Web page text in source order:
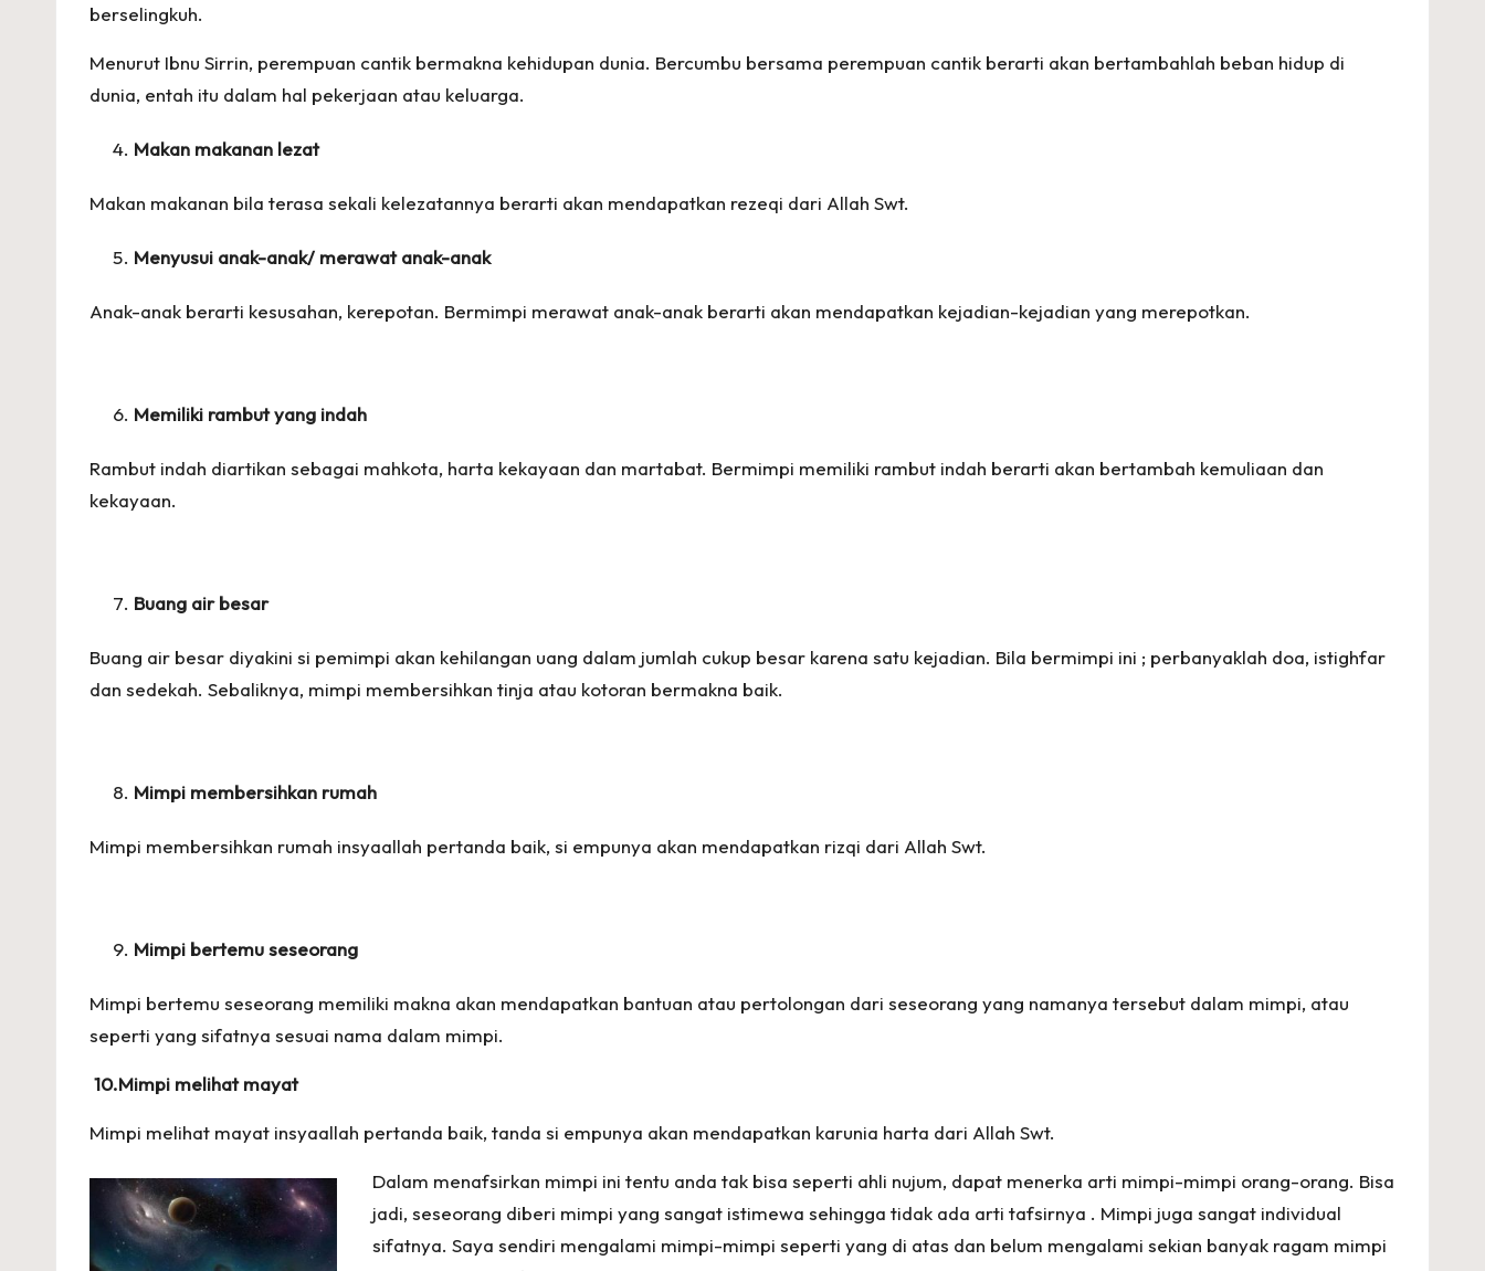
berselingkuh.
Menurut Ibnu Sirrin, perempuan cantik bermakna kehidupan dunia. Bercumbu bersama perempuan cantik berarti akan bertambahlah beban hidup di
dunia, entah itu dalam hal pekerjaan atau keluarga.
Makan makanan lezat
Makan makanan bila terasa sekali kelezatannya berarti akan mendapatkan rezeqi dari Allah Swt.
Menyusui anak-anak/ merawat anak-anak
Anak-anak berarti kesusahan, kerepotan. Bermimpi merawat anak-anak berarti akan mendapatkan kejadian-kejadian yang merepotkan.
Memiliki rambut yang indah
Rambut indah diartikan sebagai mahkota, harta kekayaan dan martabat. Bermimpi memiliki rambut indah berarti akan bertambah kemuliaan dan
kekayaan.
Buang air besar
Buang air besar diyakini si pemimpi akan kehilangan uang dalam jumlah cukup besar karena satu kejadian. Bila bermimpi ini ; perbanyaklah doa, istighfar
dan sedekah. Sebaliknya, mimpi membersihkan tinja atau kotoran bermakna baik.
Mimpi membersihkan rumah
Mimpi membersihkan rumah insyaallah pertanda baik, si empunya akan mendapatkan rizqi dari Allah Swt.
Mimpi bertemu seseorang
Mimpi bertemu seseorang memiliki makna akan mendapatkan bantuan atau pertolongan dari seseorang yang namanya tersebut dalam mimpi, atau
seperti yang sifatnya sesuai nama dalam mimpi.
10.Mimpi melihat mayat
Mimpi melihat mayat insyaallah pertanda baik, tanda si empunya akan mendapatkan karunia harta dari Allah Swt.
Dalam menafsirkan mimpi ini tentu anda tak bisa seperti ahli nujum, dapat menerka arti mimpi-mimpi orang-orang. Bisa
jadi, seseorang diberi mimpi yang sangat istimewa sehingga tidak ada arti tafsirnya . Mimpi juga sangat individual
sifatnya. Saya sendiri mengalami mimpi-mimpi seperti yang di atas dan belum mengalami sekian banyak ragam mimpi